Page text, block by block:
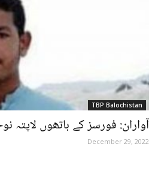
TBP Balochistan
آواران: فورسز کے ہاتھوں لاپتہ
December 29, 2022